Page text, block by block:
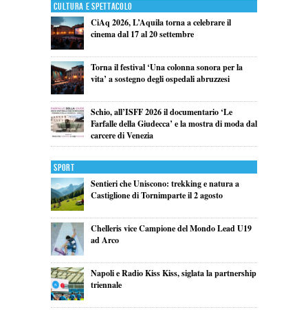
Cultura e Spettacolo
CiAq 2026, L’Aquila torna a celebrare il
cinema dal 17 al 20 settembre
Torna il festival ‘Una colonna sonora per la
vita’ a sostegno degli ospedali abruzzesi
Schio, all’ISFF 2026 il documentario ‘Le
Farfalle della Giudecca’ e la mostra di moda dal
carcere di Venezia
Sport
Sentieri che Uniscono: trekking e natura a
Castiglione di Tornimparte il 2 agosto
Chelleris vice Campione del Mondo Lead U19
ad Arco
Napoli e Radio Kiss Kiss, siglata la partnership
triennale